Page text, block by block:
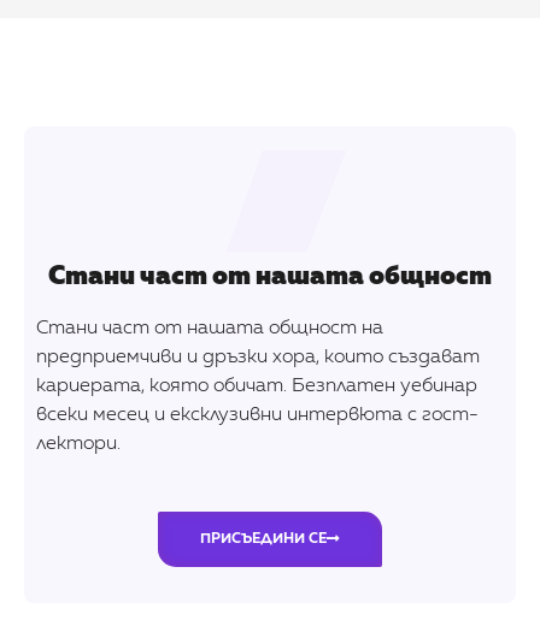
Стани част от нашата общност
Стани част от нашата общност на
предприемчиви и дръзки хора, които създават
кариерата, която обичат. Безплатен уебинар
всеки месец и ексклузивни интервюта с гост-
лектори.
ПРИСЪЕДИНИ СЕ